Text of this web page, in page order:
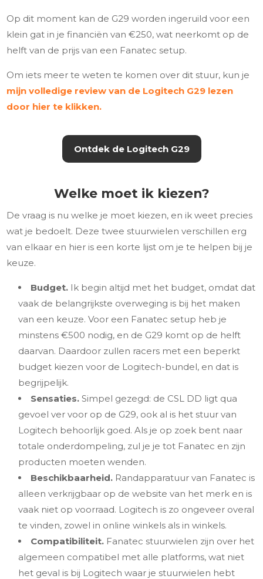
Op dit moment kan de G29 worden ingeruild voor een
klein gat in je financiën van €250, wat neerkomt op de
helft van de prijs van een Fanatec setup.
Om iets meer te weten te komen over dit stuur, kun je
mijn volledige review van de Logitech G29 lezen
door hier te klikken.
Ontdek de Logitech G29
Welke moet ik kiezen?
De vraag is nu welke je moet kiezen, en ik weet precies
wat je bedoelt. Deze twee stuurwielen verschillen erg
van elkaar en hier is een korte lijst om je te helpen bij je
keuze.
Budget. Ik begin altijd met het budget, omdat dat
vaak de belangrijkste overweging is bij het maken
van een keuze. Voor een Fanatec setup heb je
minstens €500 nodig, en de G29 komt op de helft
daarvan. Daardoor zullen racers met een beperkt
budget kiezen voor de Logitech-bundel, en dat is
begrijpelijk.
Sensaties.Simpel gezegd: de CSL DD ligt qua
gevoel ver voor op de G29, ook al is het stuur van
Logitech behoorlijk goed. Als je op zoek bent naar
totale onderdompeling, zul je je tot Fanatec en zijn
producten moeten wenden.
Beschikbaarheid. Randapparatuur van Fanatec is
alleen verkrijgbaar op de website van het merk en is
vaak niet op voorraad. Logitech is zo ongeveer overal
te vinden, zowel in online winkels als in winkels.
Compatibiliteit. Fanatec stuurwielen zijn over het
algemeen compatibel met alle platforms, wat niet
het geval is bij Logitech waar je stuurwielen hebt